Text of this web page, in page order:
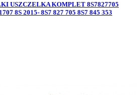
USZCZELKA KOMPLET 8S7827705
8S 2015- 8S7 827 705 8S7 845 353